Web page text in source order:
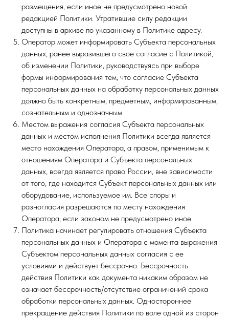
размещения, если иное не предусмотрено новой
редакцией Политики. Утратившие силу редакции
доступны в архиве по указанному в Политике адресу.
Оператор может информировать Субъекта персональных
данных, ранее выразившего свое согласие с Политикой,
об изменении Политики, руководствуясь при выборе
формы информирования тем, что согласие Субъекта
персональных данных на обработку персональных данных
должно быть конкретным, предметным, информированным,
сознательным и однозначным.
Местом выражения согласия Субъекта персональных
данных и местом исполнения Политики всегда является
место нахождения Оператора, а правом, применимым к
отношениям Оператора и Субъекта персональных
данных, всегда является право России, вне зависимости
от того, где находится Субъект персональных данных или
оборудование, используемое им. Все споры и
разногласия разрешаются по месту нахождения
Оператора, если законом не предусмотрено иное.
Политика начинает регулировать отношения Субъекта
персональных данных и Оператора с момента выражения
Субъектом персональных данных согласия с ее
условиями и действует бессрочно. Бессрочность
действия Политики как документа никаким образом не
означает бессрочность/отсутствие ограничений срока
обработки персональных данных. Одностороннее
прекращение действия Политики по воле одной из сторон